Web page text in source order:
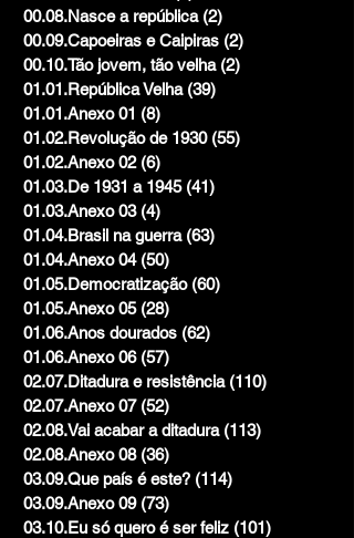
00.08.Nasce a república (2)
00.09.Capoeiras e Caipiras (2)
00.10.Tão jovem, tão velha (2)
01.01.República Velha (39)
01.01.Anexo 01 (8)
01.02.Revolução de 1930 (55)
01.02.Anexo 02 (6)
01.03.De 1931 a 1945 (41)
01.03.Anexo 03 (4)
01.04.Brasil na guerra (63)
01.04.Anexo 04 (50)
01.05.Democratização (60)
01.05.Anexo 05 (28)
01.06.Anos dourados (62)
01.06.Anexo 06 (57)
02.07.Ditadura e resistência (110)
02.07.Anexo 07 (52)
02.08.Vai acabar a ditadura (113)
02.08.Anexo 08 (36)
03.09.Que país é este? (114)
03.09.Anexo 09 (73)
03.10.Eu só quero é ser feliz (101)